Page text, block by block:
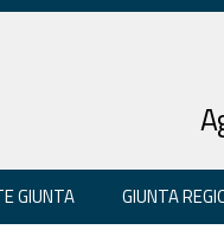
GIUNTA GIUNTA